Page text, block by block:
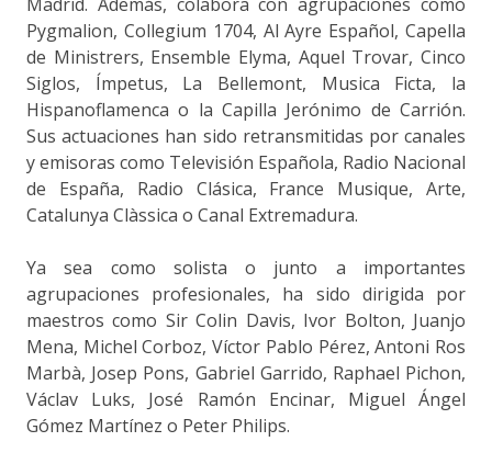
Pygmalion, Collegium 1704, Al Ayre Español, Capella
de Ministrers, Ensemble Elyma, Aquel Trovar, Cinco
Siglos, Ímpetus, La Bellemont, Musica Ficta, la
Hispanoflamenca o la Capilla Jerónimo de Carrión.
Sus actuaciones han sido retransmitidas por canales
y emisoras como Televisión Española, Radio Nacional
de España, Radio Clásica, France Musique, Arte,
Catalunya Clàssica o Canal Extremadura.
Ya sea como solista o junto a importantes
agrupaciones profesionales, ha sido dirigida por
maestros como Sir Colin Davis, Ivor Bolton, Juanjo
Mena, Michel Corboz, Víctor Pablo Pérez, Antoni Ros
Marbà, Josep Pons, Gabriel Garrido, Raphael Pichon,
Václav Luks, José Ramón Encinar, Miguel Ángel
Gómez Martínez o Peter Philips.